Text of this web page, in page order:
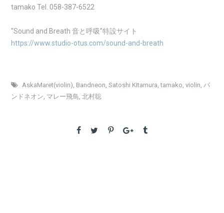
tamako Tel. 058-387-6522
“Sound and Breath 音と呼吸”特設サイト
https://www.studio-otus.com/sound-and-breath
AskaMaret(violin), Bandneon,Satoshi KItamura,tamako,violin,バ
ンドネオン, マレー飛鳥,北村聡